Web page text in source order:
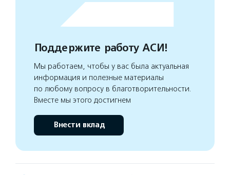
Поддержите работу АСИ!
Мы работаем, чтобы у вас была актуальная
информация и полезные материалы
по любому вопросу в благотворительности.
Вместе мы этого достигнем
Внести вклад